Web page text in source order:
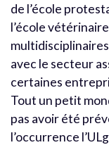
de l’école
l’école
avec le secteur
certaines
Tout un petit
pas avoir été
l’occurrence